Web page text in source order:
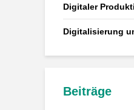
Digitaler
Digitalisierung
Beiträge